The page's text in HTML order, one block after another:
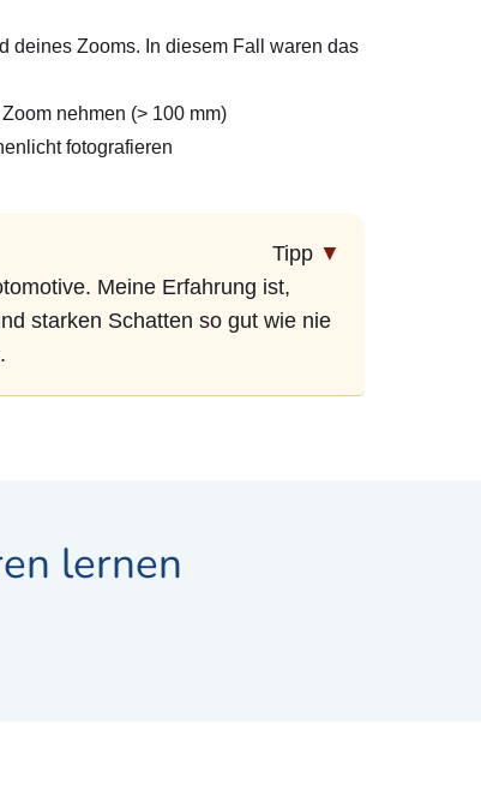
deines Zooms. In diesem Fall waren das
nehmen (> 100 mm)
fotografieren
Tipp ▼
Meine Erfahrung ist,
starken Schatten so gut wie nie
lernen